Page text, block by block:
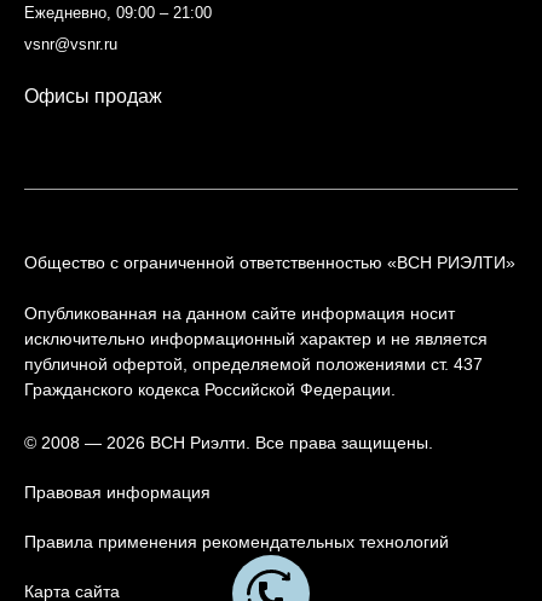
Ежедневно, 09:00 – 21:00
vsnr@vsnr.ru
Офисы продаж
Общество с ограниченной ответственностью «ВСН РИЭЛТИ»
Опубликованная на данном сайте информация носит
исключительно информационный характер и не является
публичной офертой, определяемой положениями ст. 437
Гражданского кодекса Российской Федерации.
© 2008 — 2026 ВСН Риэлти. Все права защищены.
Правовая информация
Правила применения рекомендательных технологий
Карта сайта